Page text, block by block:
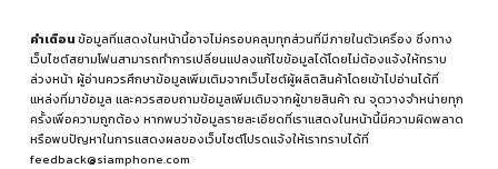
คำเตือนข้อมูลที่แสดงในหน้านี้อาจไม่ครอบคลุมทุกส่วนที่มีภายในตัวเครื่อง ซึ่งทาง
เว็บไซต์สยามโฟนสามารถทำการเปลี่ยนแปลงแก้ไขข้อมูลได้โดยไม่ต้องแจ้งให้ทราบ
ล่วงหน้า ผู้อ่านควรศึกษาข้อมูลเพิ่มเติมจากเว็บไซต์ผู้ผลิตสินค้าโดยเข้าไปอ่านได้ที่
แหล่งที่มาข้อมูล และควรสอบถามข้อมูลเพิ่มเติมจากผู้ขายสินค้า ณ จุดวางจำหน่ายทุก
ครั้งเพื่อความถูกต้อง หากพบว่าข้อมูลรายละเอียดที่เราแสดงในหน้านี้มีความผิดพลาด
หรือพบปัญหาในการแสดงผลของเว็บไซต์โปรดแจ้งให้เราทราบได้ที่
feedback@siamphone.com